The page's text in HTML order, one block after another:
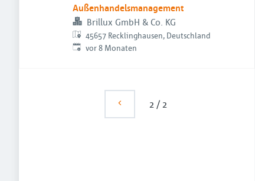
Außenhandelsmanagement
Brillux GmbH & Co. KG
45657 Recklinghausen, Deutschland
Veröffentlicht:
vor 8 Monaten
2 / 2